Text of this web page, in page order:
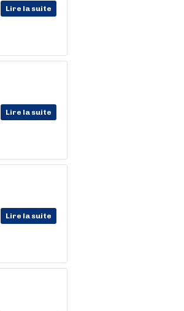
Lire la suite
Lire la suite
Lire la suite